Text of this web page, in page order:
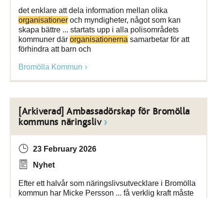
det enklare att dela information mellan olika
organisationer och myndigheter, något som kan
skapa bättre ... startats upp i alla polisområdets
kommuner där organisationerna samarbetar för att
förhindra att barn och
Bromölla Kommun
[Arkiverad] Ambassadörskap för Bromölla
kommuns näringsliv
23 February 2026
Nyhet
Efter ett halvår som näringslivsutvecklare i Bromölla
kommun har Micke Persson ... få verklig kraft måste